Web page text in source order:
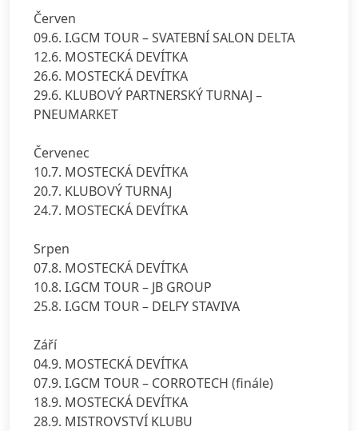
Červen
09.6. I.GCM TOUR – SVATEBNÍ SALON DELTA
12.6. MOSTECKÁ DEVÍTKA
26.6. MOSTECKÁ DEVÍTKA
29.6. KLUBOVÝ PARTNERSKÝ TURNAJ –
PNEUMARKET
Červenec
10.7. MOSTECKÁ DEVÍTKA
20.7. KLUBOVÝ TURNAJ
24.7. MOSTECKÁ DEVÍTKA
Srpen
07.8. MOSTECKÁ DEVÍTKA
10.8. I.GCM TOUR – JB GROUP
25.8. I.GCM TOUR – DELFY STAVIVA
Září
04.9. MOSTECKÁ DEVÍTKA
07.9. I.GCM TOUR – CORROTECH (finále)
18.9. MOSTECKÁ DEVÍTKA
28.9. MISTROVSTVÍ KLUBU